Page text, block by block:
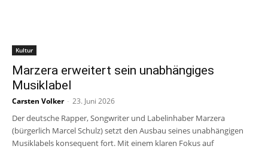
Kultur
Marzera erweitert sein unabhängiges
Musiklabel
Carsten Volker - 23. Juni 2026
Der deutsche Rapper, Songwriter und Labelinhaber Marzera
(bürgerlich Marcel Schulz) setzt den Ausbau seines unabhängigen
Musiklabels konsequent fort. Mit einem klaren Fokus auf